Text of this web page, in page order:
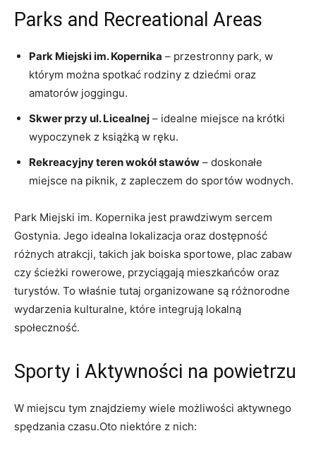
Parks and Recreational Areas
Park Miejski im. Kopernika – przestronny ​park, w
którym można spotkać rodziny ⁤z dziećmi oraz
amatorów joggingu.
Skwer przy ul. Licealnej –​ idealne miejsce na‍ krótki
wypoczynek z książką​ w ręku.
Rekreacyjny ⁤teren wokół stawów – doskonałe
miejsce na piknik, z ⁤zapleczem do sportów wodnych.
Park Miejski im. Kopernika jest prawdziwym sercem
Gostynia. Jego idealna lokalizacja oraz dostępność
różnych atrakcji, takich jak boiska sportowe, plac zabaw
czy ścieżki rowerowe, przyciągają mieszkańców oraz
turystów. To właśnie tutaj organizowane są różnorodne
wydarzenia kulturalne, które ​integrują⁤ lokalną
społeczność.
Sporty i Aktywności na powietrzu
W miejscu tym znajdziemy wiele możliwości aktywnego
spędzania ‌czasu.Oto niektóre z nich: